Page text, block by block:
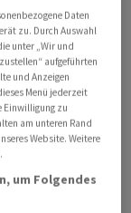
18 Blue
höher. Bei
und
Auch Dottikon
Daten
zu. Durch Auswahl
unter „Wir und
aufgeführten
und Anzeigen
Menü jederzeit
Einwilligung zu
am unteren Rand
Website. Weitere
um Folgendes